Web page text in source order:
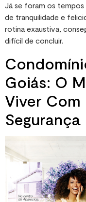
Já se foram os tempos
de tranquilidade e
rotina exaustiva,
difícil de concluir.
Goiás: O
Viver Com
Segurança